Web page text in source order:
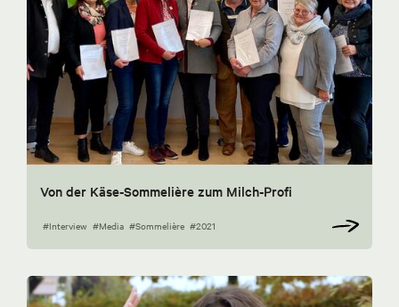
Von der Käse-Sommelière zum Milch-Profi
#Interview #Media #Sommelière #2021